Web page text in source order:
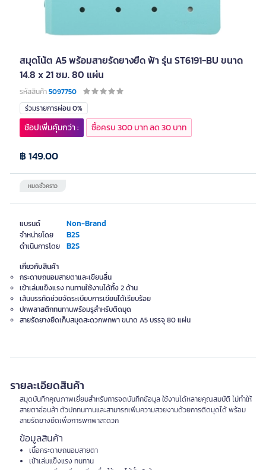
สมุดโน้ต A5 พร้อมสายรัดยางยืด ฟ้า รุ่น ST6191-BU ขนาด
14.8 x 21 ซม. 80 แผ่น
รหัสสินค้า5097750
แบรนด์ Non-Brand
จำหน่ายโดย B2S
ดำเนินการโดย B2S
ร่วมรายการผ่อน 0%
หมดชั่วคราว
฿ 149.00
ช้อปเพิ่มคุ้มกว่า : ซื้อครบ 300 บาท ลด 30 บาท
เกี่ยวกับสินค้า
กระดาษถนอมสายตาและเขียนลื่น
เข้าเล่มแข็งแรง ทนทานใช้งานได้ทั้ง 2 ด้าน
เส้นบรรทัดช่วยจัดระเบียบการเขียนได้เรียบร้อย
ปกพลาสติกทนทานพร้อมรูสำหรับติดมุด
สายรัดยางยืดเก็บสมุดสะดวกพกพา ขนาด A5 บรรจุ 80 แผ่น
รายละเอียดสินค้า
สมุดบันทึกคุณภาพเยี่ยมสำหรับการจดบันทึกข้อมูล ใช้งานได้หลายคุณสมบัติ ไม่ทำให้
สายตาอ่อนล้า ตัวปกทนทานและสามารถเพิ่มความสวยงามด้วยการติดมุดได้ พร้อม
สายรัดยางยืดเพื่อการพกพาสะดวก
ข้อมูลสินค้า
เนื้อกระดาษถนอมสายตา
เข้าเล่มแข็งแรง ทนทาน